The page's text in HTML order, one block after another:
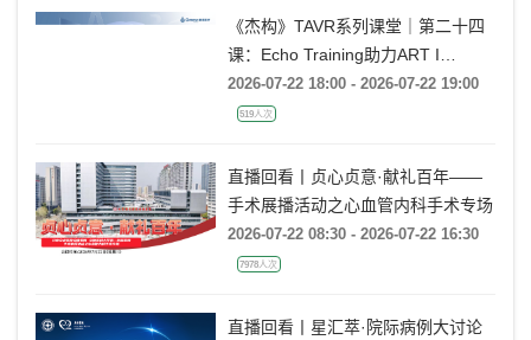
《杰构》TAVR系列课堂｜第二十四
课：Echo Training助力ART I
Rebecca T. Hahn教授《主动脉瓣反
流的超声培训：从病理机制到临床诊
2026-07-22 18:00 - 2026-07-22 19:00
519人次
直播回看丨贞心贞意·献礼百年——
手术展播活动之心血管内科手术专场
2026-07-22 08:30 - 2026-07-22 16:30
7978人次
直播回看丨星汇萃·院际病例大讨论